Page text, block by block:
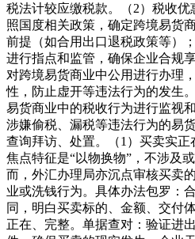
税法计较应缴税款。（2）税收
照国度相关政策，确定跨境易货
前提（如合用出口退税政策等）
进行指点和监管，确保企业合规
对跨境易货商业中公用进行办理
性，防止虚开等违法行为的发生
易货商业中的税收行为进行监视
涉嫌偷税、漏税等违法行为的易
查询拜访、处置。（1）买卖实
焦点特征是“以物换物”，不涉及
而，外汇办理局亦沉点审核买卖
业或洗钱行为。具体办法包罗：
同，明白买卖标的、金额、交付
正在、完整。单据查对：验证进